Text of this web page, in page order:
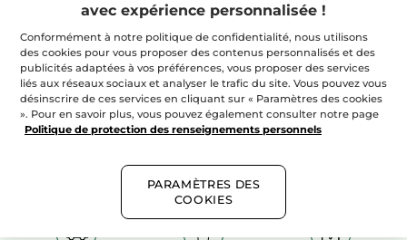
100%extraits
végétaux
60 hectaresde
champs biologiques
Voir plus​
avec expérience personnalisée !
Conformément à notre politique de confidentialité, nous utilisons
des cookies pour vous proposer des contenus personnalisés et des
publicités adaptées à vos préférences, vous proposer des services
liés aux réseaux sociaux et analyser le trafic du site. Vous pouvez vous
désinscrire de ces services en cliquant sur « Paramètres des cookies
». Pour en savoir plus, vous pouvez également consulter notre page
Politique de protection des renseignements personnels
PARAMÈTRES DES
COOKIES